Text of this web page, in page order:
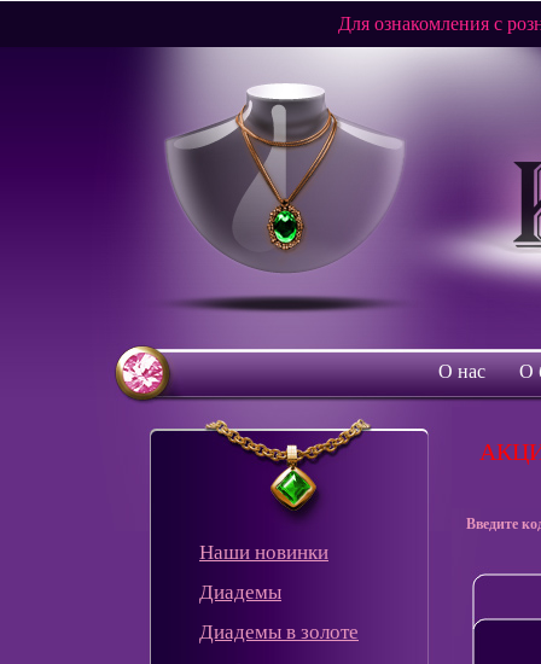
Для ознакомления с
О нас О
Наши новинки
Диадемы
Диадемы в золоте
Введите